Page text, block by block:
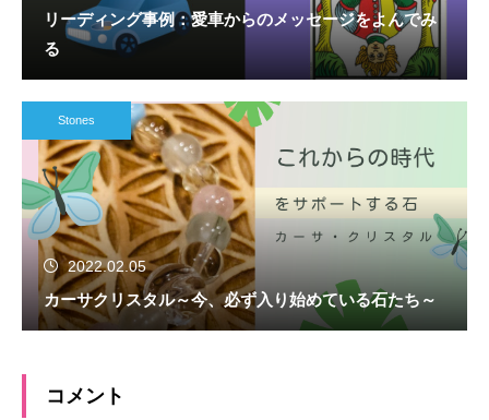
リーディング事例：愛車からのメッセージをよんでみ
る
Stones
2022.02.05
カーサクリスタル～今、必ず入り始めている石たち～
コメント